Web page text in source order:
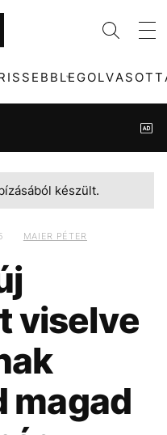
TUDOMÁNY
készült.
MAIER PÉTER
viselve
magad